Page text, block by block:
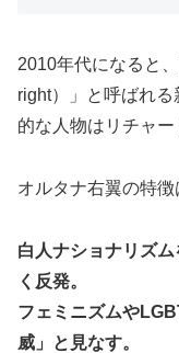
2010年代になると
right）」と呼ばれ
的な人物はリチャー
オルタナ右翼の特徴
白人ナショナリズ
く反発。
フェミニズムや
威」と見なす。